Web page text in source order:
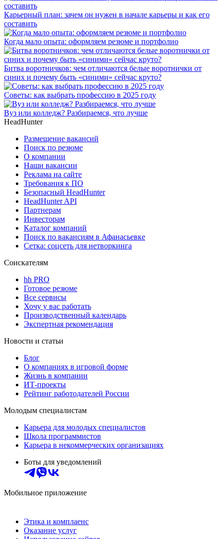
Карьерный план: зачем он нужен в начале карьеры и как его
составить
Когда мало опыта: оформляем резюме и портфолио
Битва воротничков: чем отличаются белые воротнички от
синих и почему быть «синими» сейчас круто?
Советы: как выбрать профессию в 2025 году
Вуз или колледж? Разбираемся, что лучше
HeadHunter
Размещение вакансий
Поиск по резюме
О компании
Наши вакансии
Реклама на сайте
Требования к ПО
Безопасный HeadHunter
HeadHunter API
Партнерам
Инвесторам
Каталог компаний
Поиск по вакансиям в Афанасьевке
Сетка: соцсеть для нетворкинга
Соискателям
hh PRO
Готовое резюме
Все сервисы
Хочу у вас работать
Производственный календарь
Экспертная рекомендация
Новости и статьи
Блог
О компаниях в игровой форме
Жизнь в компании
ИТ-проекты
Рейтинг работодателей России
Молодым специалистам
Карьера для молодых специалистов
Школа программистов
Карьера в некоммерческих организациях
Боты для уведомлений
Мобильное приложение
Этика и комплаенс
Оказание услуг